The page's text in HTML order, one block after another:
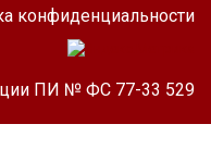
конфиденциальности
ПИ № ФС 77-33 529